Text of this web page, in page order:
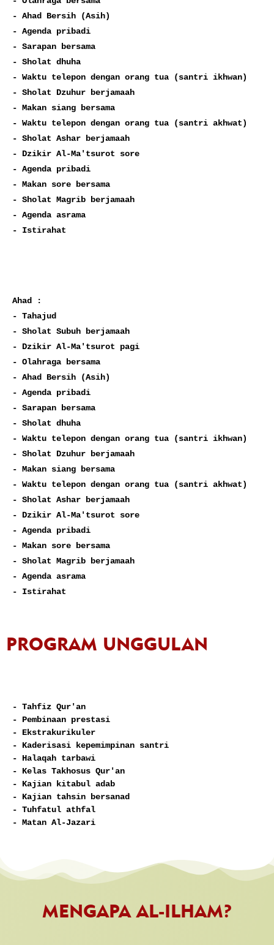
- Ahad Bersih (Asih)
- Agenda pribadi
- Sarapan bersama
- Sholat dhuha
- Waktu telepon dengan orang tua (santri ikhwan)
- Sholat Dzuhur berjamaah
- Makan siang bersama
- Waktu telepon dengan orang tua (santri akhwat)
- Sholat Ashar berjamaah
- Dzikir Al-Ma'tsurot sore
- Agenda pribadi
- Makan sore bersama
- Sholat Magrib berjamaah
- Agenda asrama
- Istirahat
Ahad :
- Tahajud
- Sholat Subuh berjamaah
- Dzikir Al-Ma'tsurot pagi
- Olahraga bersama
- Ahad Bersih (Asih)
- Agenda pribadi
- Sarapan bersama
- Sholat dhuha
- Waktu telepon dengan orang tua (santri ikhwan)
- Sholat Dzuhur berjamaah
- Makan siang bersama
- Waktu telepon dengan orang tua (santri akhwat)
- Sholat Ashar berjamaah
- Dzikir Al-Ma'tsurot sore
- Agenda pribadi
- Makan sore bersama
- Sholat Magrib berjamaah
- Agenda asrama
- Istirahat
PROGRAM UNGGULAN
- Tahfiz Qur'an
- Pembinaan prestasi
- Ekstrakurikuler
- Kaderisasi kepemimpinan santri
- Halaqah tarbawi
- Kelas Takhosus Qur'an
- Kajian kitabul adab
- Kajian tahsin bersanad
- Tuhfatul athfal
- Matan Al-Jazari
MENGAPA AL-ILHAM?